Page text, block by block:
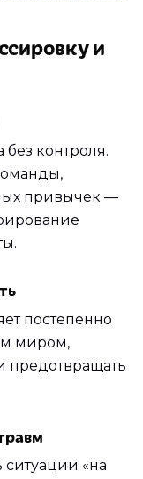
и
контроля.
привычек —
постепенно
миром,
предотвращать
ситуации «на